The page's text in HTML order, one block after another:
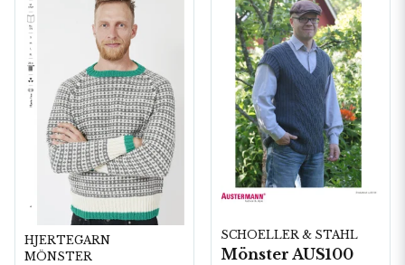
HJERTEGARN
MÖNSTER
SCHOELLER & STAHL
Mönster AUS100